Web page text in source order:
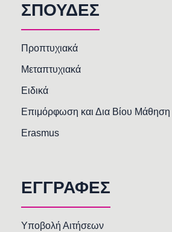
ΣΠΟΥΔΕΣ
Προπτυχιακά
Μεταπτυχιακά
Ειδικά
Επιμόρφωση και Δια Βίου Μάθηση
Erasmus
ΕΓΓΡΑΦΕΣ
Υποβολή Αιτήσεων